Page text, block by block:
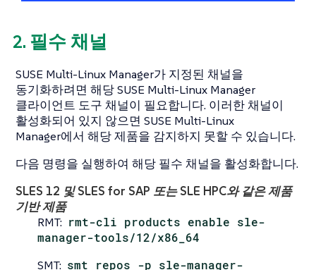
2. 필수 채널
SUSE Multi-Linux Manager가 지정된 채널을
동기화하려면 해당 SUSE Multi-Linux Manager
클라이언트 도구 채널이 필요합니다. 이러한 채널이
활성화되어 있지 않으면 SUSE Multi-Linux
Manager에서 해당 제품을 감지하지 못할 수 있습니다.
다음 명령을 실행하여 해당 필수 채널을 활성화합니다.
SLES 12 및 SLES for SAP 또는 SLE HPC와 같은 제품
기반 제품
RMT: rmt-cli products enable sle-
manager-tools/12/x86_64
SMT: smt repos -p sle-manager-